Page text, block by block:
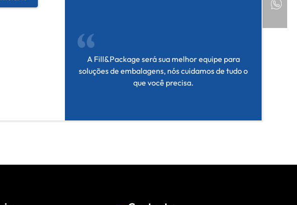
A Fill&Package será sua melhor equipe para
soluções de embalagens, nós cuidamos de tudo o
que você precisa.